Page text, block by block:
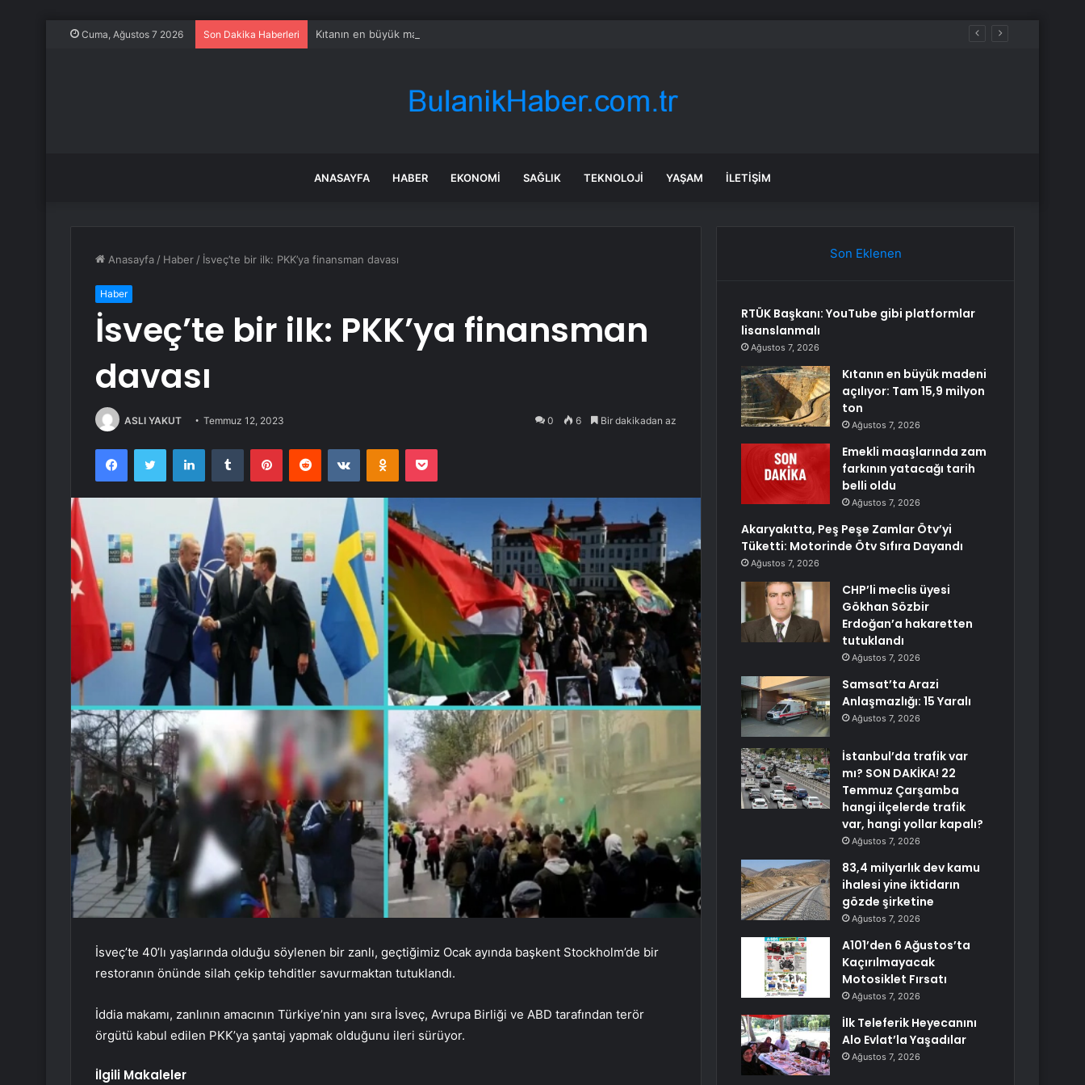
Cuma, Ağustos 7 2026 Son Dakika Haberleri Kıtanın en büyük madeni açılıyor: Tam 15,9 milyon ton
ANASAYFA HABER EKONOMI SAĞLIK TEKNOLOJI YAŞAM İLETIŞIM
Anasayfa / Haber / İsveç’te bir ilk: PKK’ya finansman davası
Haber
İsveç’te bir ilk: PKK’ya finansman
davası
ASLI YAKUT Temmuz 12, 2023 0 6 Bir dakikadan az
FacebookTwitter LinkedInTumblr PinterestReddit VKontakteOdnoklassniki
Pocket
İsveç’te 40’lı yaşlarında olduğu söylenen bir zanlı, geçtiğimiz Ocak ayında başkent Stockholm’de bir
restoranın önünde silah çekip tehditler savurmaktan tutuklandı.
İddia makamı, zanlının amacının Türkiye’nin yanı sıra İsveç, Avrupa Birliği ve ABD tarafından terör
örgütü kabul edilen PKK’ya şantaj yapmak olduğunu ileri sürüyor.
İlgili Makaleler
Son Eklenen
RTÜK Başkanı: YouTube gibi platformlar
lisanslanmalı
Ağustos 7, 2026
Kıtanın en büyük madeni
açılıyor: Tam 15,9 milyon
ton
Ağustos 7, 2026
Emekli maaşlarında zam
farkının yatacağı tarih
belli oldu
Ağustos 7, 2026
Akaryakıtta, Peş Peşe Zamlar Ötv’yi
Tüketti: Motorinde Ötv Sıfıra Dayandı
Ağustos 7, 2026
CHP’li meclis üyesi
Gökhan Sözbir
Erdoğan’a hakaretten
tutuklandı
Ağustos 7, 2026
Samsat’ta Arazi
Anlaşmazlığı: 15 Yaralı
Ağustos 7, 2026
İstanbul’da trafik var
mı? SON DAKİKA! 22
Temmuz Çarşamba
hangi ilçelerde trafik
var, hangi yollar kapalı?
Ağustos 7, 2026
83,4 milyarlık dev kamu
ihalesi yine iktidarın
gözde şirketine
Ağustos 7, 2026
A101’den 6 Ağustos’ta
Kaçırılmayacak
Motosiklet Fırsatı
Ağustos 7, 2026
İlk Teleferik Heyecanını
Alo Evlat’la Yaşadılar
Ağustos 7, 2026